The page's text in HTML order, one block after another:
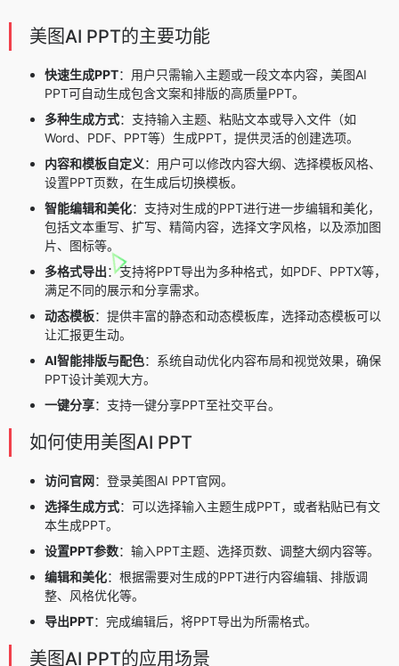
美图AI PPT的主要功能
快速生成PPT：用户只需输入主题或一段文本内容，美图AI
PPT可自动生成包含文案和排版的高质量PPT。
多种生成方式：支持输入主题、粘贴文本或导入文件（如
Word、PDF、PPT等）生成PPT，提供灵活的创建选项。
内容和模板自定义：用户可以修改内容大纲、选择模板风格、
设置PPT页数，在生成后切换模板。
智能编辑和美化：支持对生成的PPT进行进一步编辑和美化，
包括文本重写、扩写、精简内容，选择文字风格，以及添加图
片、图标等。
多格式导出：支持将PPT导出为多种格式，如PDF、PPTX等，
满足不同的展示和分享需求。
动态模板：提供丰富的静态和动态模板库，选择动态模板可以
让汇报更生动。
AI智能排版与配色：系统自动优化内容布局和视觉效果，确保
PPT设计美观大方。
一键分享：支持一键分享PPT至社交平台。
如何使用美图AI PPT
访问官网：登录美图AI PPT官网。
选择生成方式：可以选择输入主题生成PPT，或者粘贴已有文
本生成PPT。
设置PPT参数：输入PPT主题、选择页数、调整大纲内容等。
编辑和美化：根据需要对生成的PPT进行内容编辑、排版调
整、风格优化等。
导出PPT：完成编辑后，将PPT导出为所需格式。
美图AI PPT的应用场景